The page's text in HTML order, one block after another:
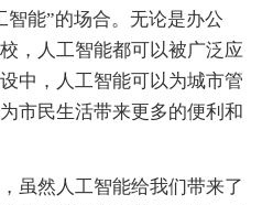
能”的场合。无论是办公
，人工智能都可以被广泛应
中，人工智能可以为城市管
市民生活带来更多的便利和
然人工智能给我们带来了